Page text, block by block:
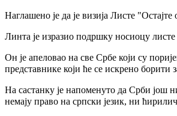
Наглашено је да је визија Листе
Линта је изразио подршку носиоцу
Он је апеловао на све Србе који су
представнике који ће се искрено борити
На састанку је напоменуто да Срби још
немају право на српски језик, ни